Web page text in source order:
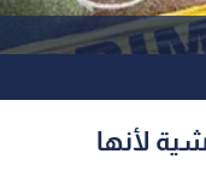
لأنها